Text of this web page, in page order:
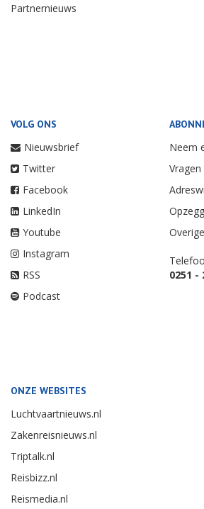
Partnernieuws
VOLG ONS
Nieuwsbrief
Twitter
Facebook
LinkedIn
Youtube
Instagram
RSS
Podcast
Neem
0251 -
ONZE WEBSITES
Luchtvaartnieuws.nl
Zakenreisnieuws.nl
Triptalk.nl
Reisbizz.nl
Reismedia.nl